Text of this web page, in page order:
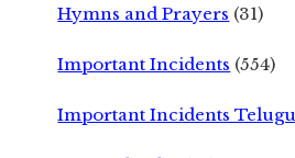
Hymns and Prayers (31)
Important Incidents (554)
Important Incidents Telugu